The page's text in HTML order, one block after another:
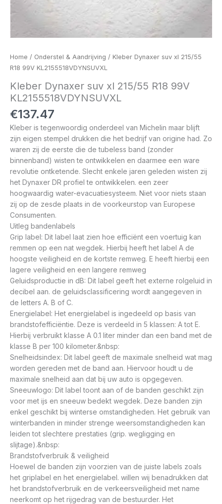
Home / Onderstel & Aandrijving / Kleber Dynaxer suv xl 215/55
R18 99V KL2155518VDYNSUVXL
Kleber Dynaxer suv xl 215/55 R18 99V
KL2155518VDYNSUVXL
€137.47
Kleber is tegenwoordig onderdeel van Michelin maar blijft
zijn eigen stempel drukken die het bedrijf van origine had. Zo
waren zij de eerste die de tubeless band (zonder
binnenband) wisten te ontwikkelen en daarmee een ware
revolutie ontketende. Slecht enkele jaren geleden wisten zij
het Dynaxer DR profiel te ontwikkelen. een zeer
hoogwaardig water-evacuatiesysteem. Niet voor niets staan
zij op de zesde plaats in de voorkeurstop van Europese
Consumenten.
Uitleg bandenlabels
Grip label: Dit label laat zien hoe efficiënt een voertuig kan
remmen op een nat wegdek. Hierbij heeft het label A de
hoogste veiligheid en de kortste remweg. E heeft hierbij een
lagere veiligheid en een langere remweg
Geluidsproductie in dB: Dit label geeft het externe rolgeluid in
decibel aan. de geluidsclassificering wordt aangegeven in
de letters A. B of C.
Energielabel: Het energielabel is ingedeeld op basis van
brandstofefficiëntie. Deze is verdeeld in 5 klassen: A tot E.
Hierbij verbruikt klasse A 0.1 liter minder dan een band met de
klasse B per 100 kilometer.&nbsp:
Snelheidsindex: Dit label geeft de maximale snelheid wat mag
worden gereden met de band aan. Hiervoor houdt u de
maximale snelheid aan dat bij uw auto is opgegeven.
Sneeuwlogo: Dit label toont aan of de banden geschikt zijn
voor met ijs en sneeuw bedekt wegdek. Deze banden zijn
enkel geschikt bij winterse omstandigheden. Het gebruik van
winterbanden in minder strenge weersomstandigheden kan
leiden tot slechtere prestaties (grip. wegligging en
slijtage).&nbsp:
Brandstofverbruik & veiligheid
Hoewel de banden zijn voorzien van de juiste labels zoals
het griplabel en het energielabel. willen wij benadrukken dat
het brandstofverbruik en de verkeersveiligheid met name
neerkomt op het rijgedrag van de bestuurder. Het